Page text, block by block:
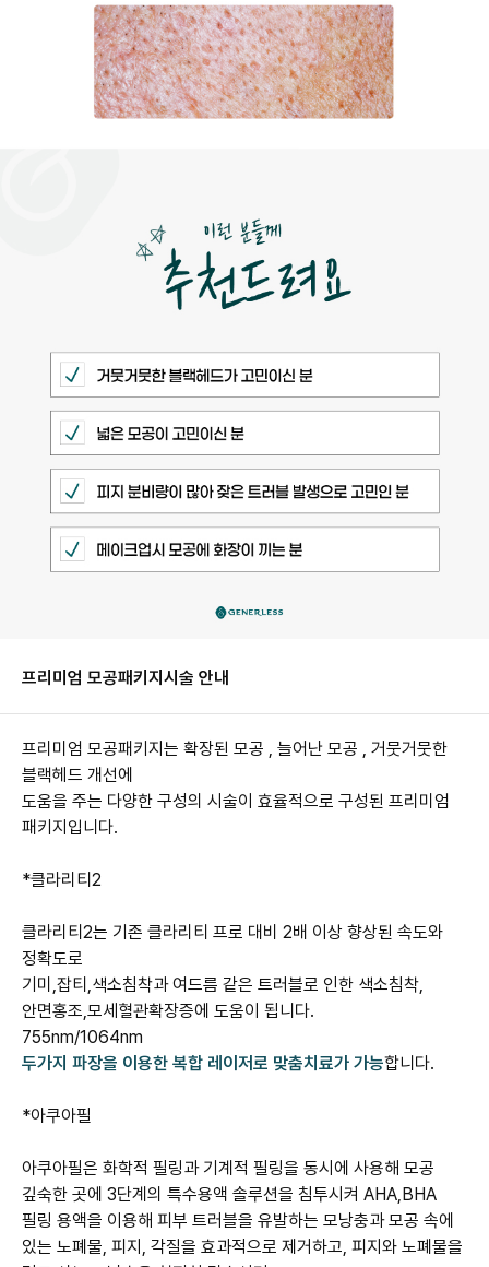
프리미엄 모공패키지 시술 안내
프리미엄 모공패키지는 확장된 모공 , 늘어난 모공 , 거뭇거뭇한
블랙헤드 개선에
도움을 주는 다양한 구성의 시술이 효율적으로 구성된 프리미엄
클라리티2는 기존 클라리티 프로 대비 2배 이상 향상된 속도와
정확도로
기미,잡티,색소침착과 여드름 같은 트러블로 인한 색소침착,
안면홍조,모세혈관확장증에 도움이 됩니다.
755nm/1064nm
두가지 파장을 이용한 복합 레이저로 맞춤치료가 가능합니다.
*아쿠아필
아쿠아필은 화학적 필링과 기계적 필링을 동시에 사용해 모공
깊숙한 곳에 3단계의 특수용액 솔루션을 침투시켜 AHA,BHA
필링 용액을 이용해 피부 트러블을 유발하는 모낭충과 모공 속에
있는 노폐물, 피지, 각질을 효과적으로 제거하고, 피지와 노폐물을